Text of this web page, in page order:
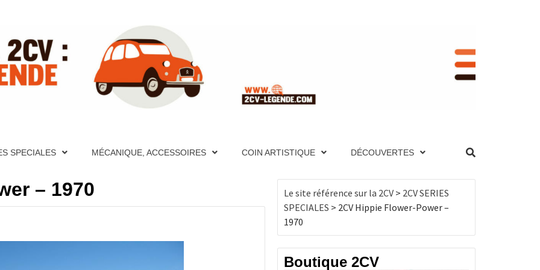
RÉFÉRENCE
LA 2CV
PHOTOS, AIDE MÉCANIQUE ET PAGES TECHNIQUES, MOTEUR, TRANSMISSION, ÉLECTRICITÉ,
DÉTAILLÉES DE TOUTES LES 2CV PAR ANNÉE, BOUTIQUE DE PRODUITS DÉRIVÉS…
SPECIALES MÉCANIQUE, ACCESSOIRES COIN ARTISTIQUE DÉCOUVERTES
– 1970 Le site référence sur la 2CV > 2CV SERIES
SPECIALES > 2CV Hippie Flower-Power –
1970
Boutique 2CV